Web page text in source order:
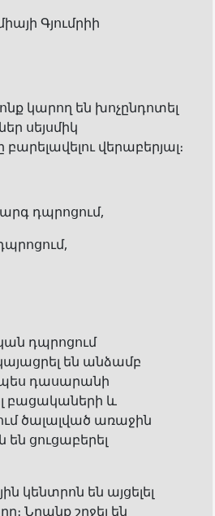
Գյումրիի
կարող են խոչընդոտել
սեյսմիկ
վերաբերյալ։
դպրոցում,
դպրոցում
են անձամբ
դասարանի
բացակաների և
ծալալված առաջին
ցուցաբերել
կենտրոն են այցելել
Նրանք շրջել են